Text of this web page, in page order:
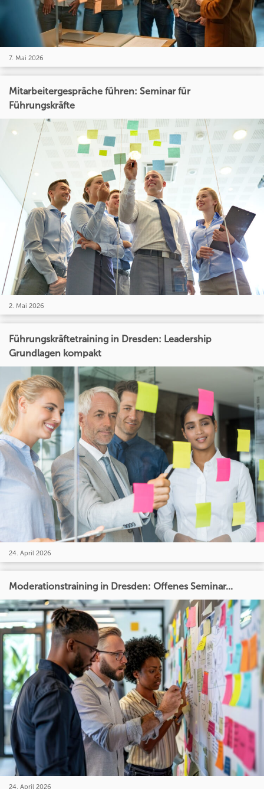
7. Mai 2026
Mitarbeitergespräche führen: Seminar für
Führungskräfte
2. Mai 2026
Führungskräftetraining in Dresden: Leadership
Grundlagen kompakt
24. April 2026
Moderationstraining in Dresden: Offenes Seminar...
24. April 2026